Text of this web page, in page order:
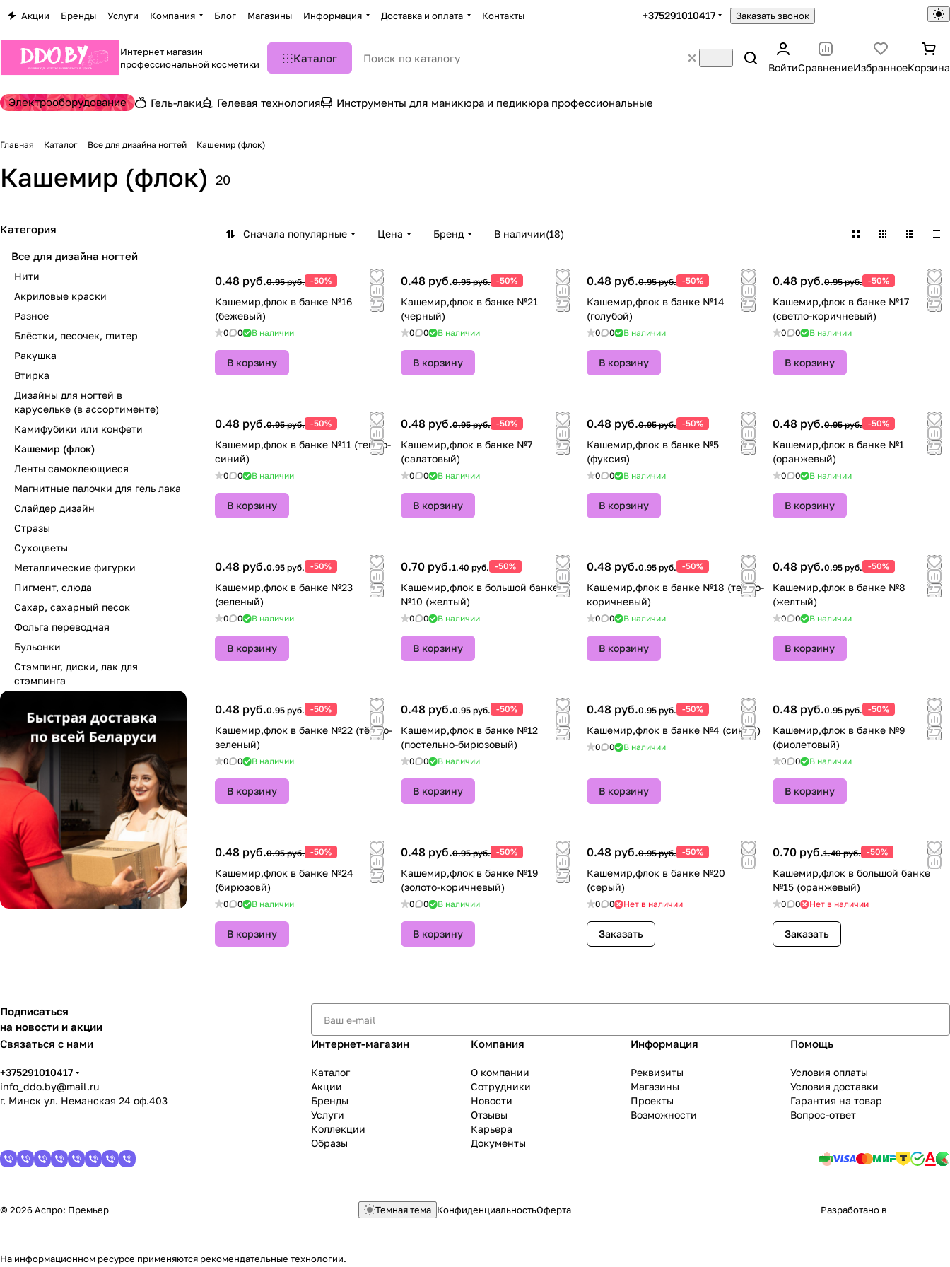
Акции Бренды Услуги Компания Блог Магазины Информация Доставка и оплата Контакты +375291010417 Заказать звонок
Интернет магазин
профессиональной косметики
Каталог
ВойтиСравнениеИзбранноеКорзина
Электрооборудование Гель-лаки Гелевая технология Инструменты для маникюра и педикюра профессиональные
Главная Каталог Все для дизайна ногтей Кашемир (флок)
Кашемир (флок) 20
Сначала популярные Цена Бренд В наличии(18)
0.48 руб.0.95 руб. -50%
Кашемир,флок в банке №16
(бежевый)
0 0 В наличии
В корзину
0.48 руб.0.95 руб. -50%
Кашемир,флок в банке №21
(черный)
0 0 В наличии
В корзину
0.48 руб.0.95 руб. -50%
Кашемир,флок в банке №14
(голубой)
0 0 В наличии
В корзину
0.48 руб.0.95 руб. -50%
Кашемир,флок в банке №17
(светло-коричневый)
0 0 В наличии
В корзину
0.48 руб.0.95 руб. -50%
Кашемир,флок в банке №11 (темно-
синий)
0 0 В наличии
В корзину
0.48 руб.0.95 руб. -50%
Кашемир,флок в банке №7
(салатовый)
0 0 В наличии
В корзину
0.48 руб.0.95 руб. -50%
Кашемир,флок в банке №5
(фуксия)
0 0 В наличии
В корзину
0.48 руб.0.95 руб. -50%
Кашемир,флок в банке №1
(оранжевый)
0 0 В наличии
В корзину
0.48 руб.0.95 руб. -50%
Кашемир,флок в банке №23
(зеленый)
0 0 В наличии
В корзину
0.70 руб.1.40 руб. -50%
Кашемир,флок в большой банке
№10 (желтый)
0 0 В наличии
В корзину
0.48 руб.0.95 руб. -50%
Кашемир,флок в банке №18 (темно-
коричневый)
0 0 В наличии
В корзину
0.48 руб.0.95 руб. -50%
Кашемир,флок в банке №8
(желтый)
0 0 В наличии
В корзину
0.48 руб.0.95 руб. -50%
Кашемир,флок в банке №22 (тёмно-
зеленый)
0 0 В наличии
В корзину
0.48 руб.0.95 руб. -50%
Кашемир,флок в банке №12
(постельно-бирюзовый)
0 0 В наличии
В корзину
0.48 руб.0.95 руб. -50%
Кашемир,флок в банке №4 (синий)
0 0 В наличии
В корзину
0.48 руб.0.95 руб. -50%
Кашемир,флок в банке №9
(фиолетовый)
0 0 В наличии
В корзину
0.48 руб.0.95 руб. -50%
Кашемир,флок в банке №24
(бирюзовй)
0 0 В наличии
В корзину
0.48 руб.0.95 руб. -50%
Кашемир,флок в банке №19
(золото-коричневый)
0 0 В наличии
В корзину
0.48 руб.0.95 руб. -50%
Кашемир,флок в банке №20
(серый)
0 0 Нет в наличии
Заказать
0.70 руб.1.40 руб. -50%
Кашемир,флок в большой банке
№15 (оранжевый)
0 0 Нет в наличии
Заказать
Категория
Все для дизайна ногтей
Нити
Акриловые краски
Разное
Блёстки, песочек, глитер
Ракушка
Втирка
Дизайны для ногтей в
карусельке (в ассортименте)
Камифубики или конфети
Кашемир (флок)
Ленты самоклеющиеся
Магнитные палочки для гель лака
Слайдер дизайн
Стразы
Сухоцветы
Металлические фигурки
Пигмент, слюда
Сахар, сахарный песок
Фольга переводная
Бульонки
Стэмпинг, диски, лак для
стэмпинга
Подписаться
на новости и акции
Связаться с нами
+375291010417
info_ddo.by@mail.ru
г. Минск ул. Неманская 24 оф.403
Интернет-магазин
Каталог
Акции
Бренды
Услуги
Коллекции
Образы
Компания
О компании
Сотрудники
Новости
Отзывы
Карьера
Документы
Информация
Реквизиты
Магазины
Проекты
Возможности
Помощь
Условия оплаты
Условия доставки
Гарантия на товар
Вопрос-ответ
© 2026 Аспро: Премьер Темная тема КонфиденциальностьОферта Разработано в
На информационном ресурсе применяются рекомендательные технологии.